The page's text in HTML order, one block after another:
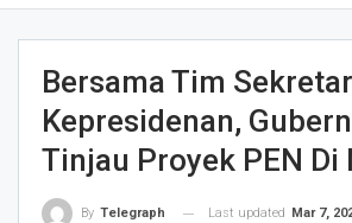
Bersama Tim
Kepresidenan,
Tinjau Proyek PEN Di
By Telegraph Last updated Mar 7,